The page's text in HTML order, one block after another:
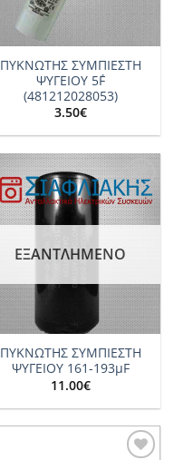
ΠΥΚΝΩΤΗΣ ΣΥΜΠΙΕΣΤΗ
ΨΥΓΕΙΟY 5΅F
(481212028053)
3.50€
Add to
wishlist
ΕΞΑΝΤΛΗΜΈΝΟ
ΠΥΚΝΩΤΗΣ ΣΥΜΠΙΕΣΤΗ
ΨΥΓΕΙΟY 161-193μF
11.00€